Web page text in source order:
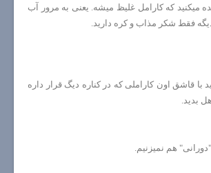
میکنید که کارامل غلیظ میشه. یعنی به مرور آب
فقط شکر مذاب و کره دارید.
با قاشق اون کاراملی که در کناره دیگ قرار داره
بدید.
هم نمیزنیم.